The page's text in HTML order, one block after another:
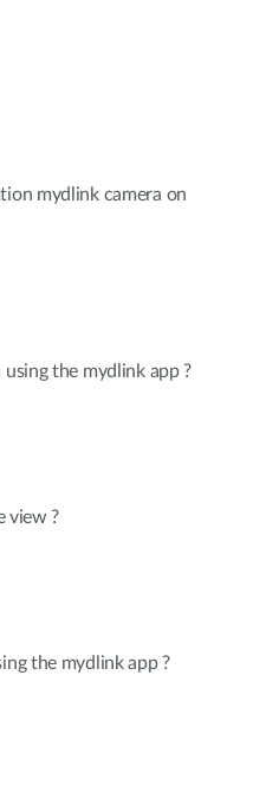
mydlink camera on
the mydlink app ?
view ?
the mydlink app ?